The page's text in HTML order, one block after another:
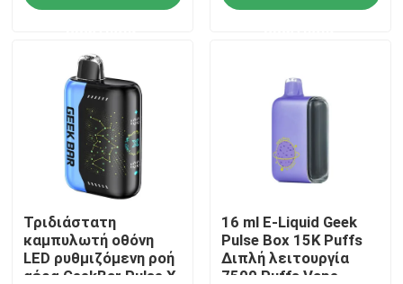
Μας ελάτε σε επαφή με
Ειδήσεις
Μίας χρήσης μάνδρα Vape
Μίας χρήσης Vape συσκευή CBD
Τριδιάστατη
καμπυλωτή οθόνη
LED ρυθμιζόμενη ροή
αέρα GeekBar Pulse X
16 ml E-Liquid Geek
Pulse Box 15K Puffs
Διπλή λειτουργία
7500 Puffs Vape